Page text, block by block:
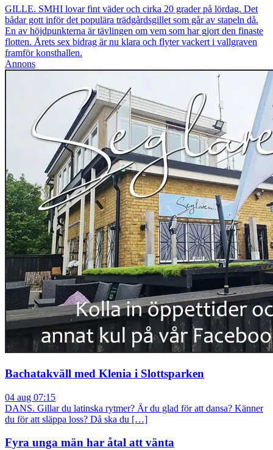
GILLE. SMHI lovar fint väder och cirka 20 grader på lördag. Det
bådar gott inför det populära trädgårdsgillet som går av stapeln då.
En av höjdpunkterna är tävlingen om vem som har gjort den finaste
flotten. Årets sex bidrag är nu klara och flyter vackert i vallgraven
framför konsthallen.
Annons
Bachatakväll med Klenia i Slottsparken
04 aug 07:15
DANS. Gillar du latinska rytmer? Är du glad för att dansa? Känner
du för att släppa loss? Då ska du […]
Fyra unga män har åtal att vänta